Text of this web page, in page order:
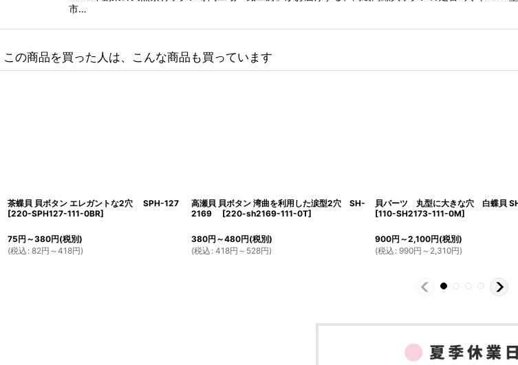
市…
この商品を買った人は、こんな商品も買っています
茶蝶貝 貝ボタン エレガントな2穴 SPH-127
[220-SPH127-111-0BR]
75円 ～380円(税別)
(税込 : 82円 ～418円)
高瀬貝 貝ボタン 湾曲を利用した涙型2穴 SH-
2169
[220-sh2169-111-0T]
380円 ～480円(税別)
(税込 : 418円 ～528円)
貝パーツ 丸型に大きな穴 白蝶貝
[110-SH2173-111-0M]
900円 ～2,100円(税別)
(税込 : 990円 ～2,310円)